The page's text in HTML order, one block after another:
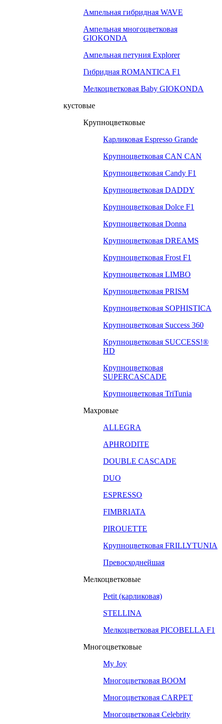
Ампельная гибридная WAVE
Ампельная многоцветковая
GIOKONDA
Ампельная петуния Explorer
Гибридная ROMANTICA F1
Мелкоцветковая Baby GIOKONDA
кустовые
Крупноцветковые
Карликовая Espresso Grande
Крупноцветковая CAN CAN
Крупноцветковая Candy F1
Крупноцветковая DADDY
Крупноцветковая Dolce F1
Крупноцветковая Donna
Крупноцветковая DREAMS
Крупноцветковая Frost F1
Крупноцветковая LIMBO
Крупноцветковая PRISM
Крупноцветковая SOPHISTICA
Крупноцветковая Success 360
Крупноцветковая SUCCESS!®
HD
Крупноцветковая
SUPERCASCADE
Крупноцветковая TriTunia
Махровые
ALLEGRA
APHRODITE
DOUBLE CASCADE
DUO
ESPRESSO
FIMBRIATA
PIROUETTE
Крупноцветковая FRILLYTUNIA
Превосходнейшая
Мелкоцветковые
Petit (карликовая)
STELLINA
Мелкоцветковая PICOBELLA F1
Многоцветковые
My Joy
Многоцветковая BOOM
Многоцветковая CARPET
Многоцветковая Celebrity